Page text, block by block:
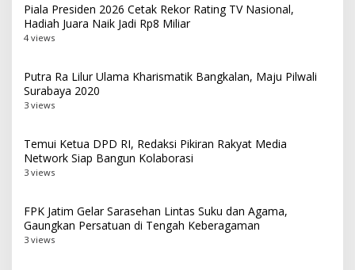
Piala Presiden 2026 Cetak Rekor Rating TV Nasional,
Hadiah Juara Naik Jadi Rp8 Miliar
4 views
Putra Ra Lilur Ulama Kharismatik Bangkalan, Maju Pilwali
Surabaya 2020
3 views
Temui Ketua DPD RI, Redaksi Pikiran Rakyat Media
Network Siap Bangun Kolaborasi
3 views
FPK Jatim Gelar Sarasehan Lintas Suku dan Agama,
Gaungkan Persatuan di Tengah Keberagaman
3 views